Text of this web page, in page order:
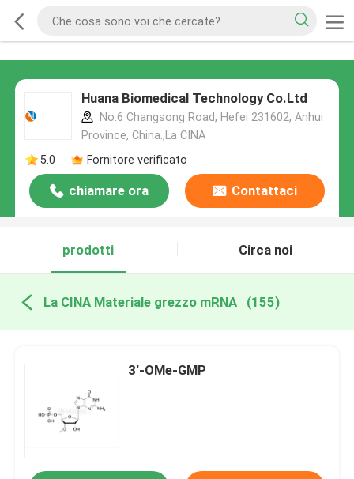
Huana Biomedical Technology Co.Ltd
No.6 Changsong Road, Hefei 231602, Anhui
Province, China.,La CINA
5.0
Fornitore verificato
chiamare ora Contattaci
prodotti Circa noi
La CINA Materiale grezzo mRNA (155)
3'-OMe-GMP